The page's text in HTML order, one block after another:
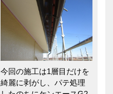
今回の施工は1層目だけを
綺麗に剥がし、パテ処理